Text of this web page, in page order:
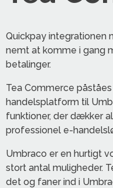
Quickpay integrationen
nemt at komme i gang
betalinger.
Tea Commerce
handelsplatform til
funktioner, der dækker
professionel e-
Umbraco er en hurtigt
stort antal muligheder.
det og faner ind i